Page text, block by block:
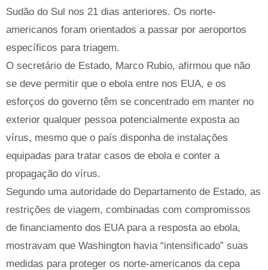
Sudão do Sul nos 21 dias anteriores. Os norte-
americanos foram orientados a passar por aeroportos
específicos para triagem.
O secretário de Estado, Marco Rubio, afirmou que não
se deve permitir que o ebola entre nos EUA, e os
esforços do governo têm se concentrado em manter no
exterior qualquer pessoa potencialmente exposta ao
vírus, mesmo que o país disponha de instalações
equipadas para tratar casos de ebola e conter a
propagação do vírus.
Segundo uma autoridade do Departamento de Estado, as
restrições de viagem, combinadas com compromissos
de financiamento dos EUA para a resposta ao ebola,
mostravam que Washington havia “intensificado” suas
medidas para proteger os norte-americanos da cepa